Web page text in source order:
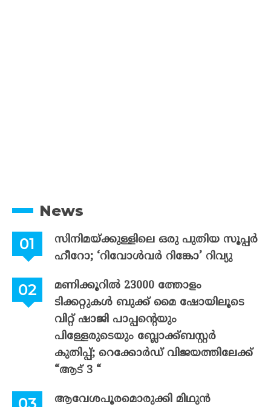
News
സിനിമയ്ക്കുള്ളിലെ ഒരു പുതിയ സൂപ്പർ
ഹീറോ; ‘റിവോൾവർ റിങ്കോ’ റിവ്യു
മണിക്കൂറിൽ 23000 ത്തോളം
ടിക്കറ്റുകൾ ബുക്ക് മൈ ഷോയിലൂടെ
വിറ്റ് ഷാജി പാപ്പന്റെയും
പിള്ളേരുടെയും ബ്ലോക്ക്ബസ്റ്റർ
കുതിപ്പ്; റെക്കോർഡ് വിജയത്തിലേക്ക്
“ആട് 3 “
ആവേശപൂരമൊരുക്കി മിഥുൻ